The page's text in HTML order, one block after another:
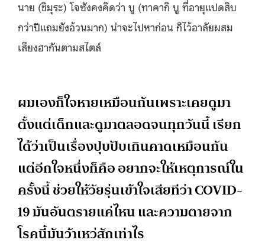
นาย (ชิมุระ) โจซังคงคิดว่า บู (ทาคากิ บู ที่อายุแปดสิบ
กว่าปีแถมยังอ้วนมาก) น่าจะไปหาก่อน ก็ไว้อาลัยผสม
เสียงฮากันตามสไตล์
ผมเองก็ใจหายเหมือนกันเพราะเคยดูมา
ตั้งแต่เด็กและดูมาตลอดจนทุกวันนี้ เรียก
ได้ว่าเป็นเรื่องปุบปับเกินคาดเหมือนกัน
แต่อีกใจหนึ่งก็คือ อยากจะให้เหตุการณ์ใน
ครั้งนี้ ช่วยให้วัยรุ่นเข้าใจเสียทีว่า COVID-
19 มันอันตรายแค่ไหน และความตายจาก
โรคนี้มันว้าเหว่สักเท่าไร